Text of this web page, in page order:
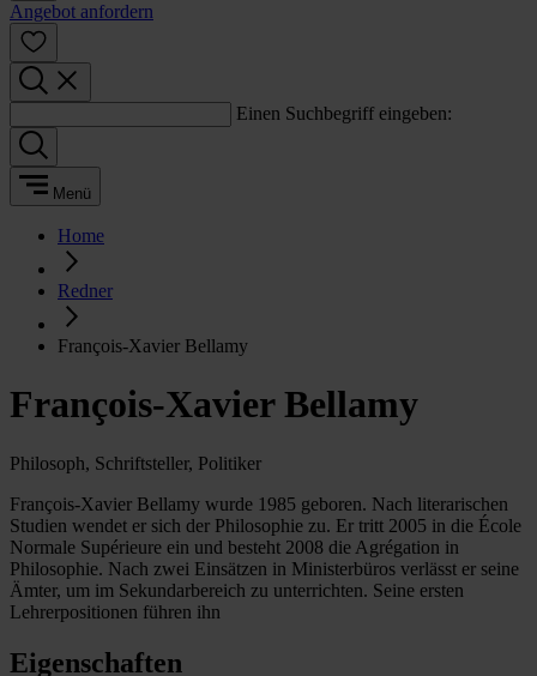
Angebot anfordern
Einen Suchbegriff eingeben:
Menü
Home
Redner
François-Xavier Bellamy
François-Xavier Bellamy
Philosoph, Schriftsteller, Politiker
François-Xavier Bellamy wurde 1985 geboren. Nach literarischen
Studien wendet er sich der Philosophie zu. Er tritt 2005 in die École
Normale Supérieure ein und besteht 2008 die Agrégation in
Philosophie. Nach zwei Einsätzen in Ministerbüros verlässt er seine
Ämter, um im Sekundarbereich zu unterrichten. Seine ersten
Lehrerpositionen führen ihn
Eigenschaften